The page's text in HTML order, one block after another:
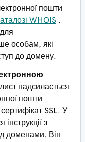
пошти
WHOIS
особам, які
до домену.
надсилається
пошти
SSL. У
інструкції з
доменами. Він